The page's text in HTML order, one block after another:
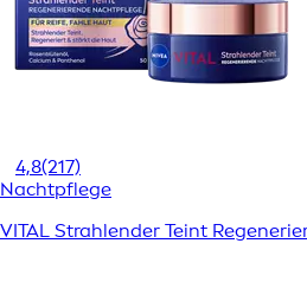
4,8(217)
Nachtpflege
VITAL Strahlender Teint